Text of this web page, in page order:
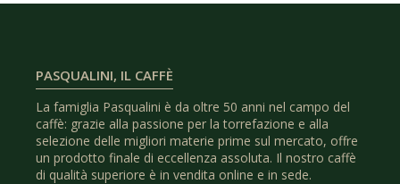
PASQUALINI, IL CAFFÈ
La famiglia Pasqualini è da oltre 50 anni nel campo del
caffè: grazie alla passione per la torrefazione e alla
selezione delle migliori materie prime sul mercato, offre
un prodotto finale di eccellenza assoluta. Il nostro caffè
di qualità superiore è in vendita online e in sede.